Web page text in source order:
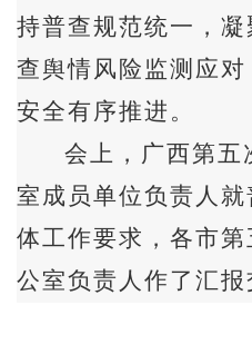
持普查规范统一，
查舆情风险监测应
安全有序推进。
会上，广西第五
室成员单位负责人
体工作要求，各市
公室负责人作了汇报